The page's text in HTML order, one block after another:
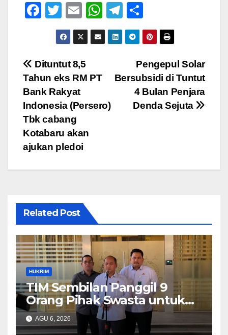
F
e
b
o
o
k
T
wi
tt
er
E
m
ail
W
h
at
p
T
el
e
gr
a
m
h
ar
e
Navigasi
pos
Pengepul Solar
Bersubsidi di Tuntut
4 Bulan Penjara
Denda Sejuta
Dituntut 8,5
Tahun eks RM PT
Bank Rakyat
Indonesia (Persero)
Tbk cabang
Kotabaru akan
ajukan pledoi
Related Post
HUKRIM
TIM Sembilan Panggil 9
Orang Pihak Swasta untuk
Memperoleh Alat Bukti dan
Memperjelas Konstruksi
AGU 6, 2026